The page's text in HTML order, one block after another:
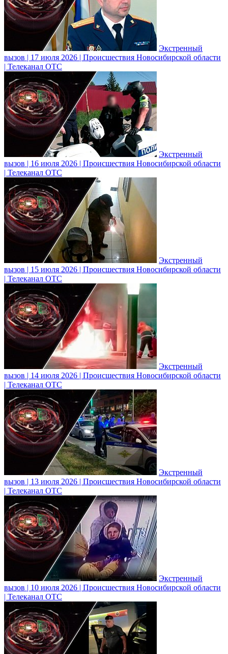
Экстренный
вызов | 17 июля 2026 | Происшествия Новосибирской области
| Телеканал ОТС
Экстренный
вызов | 16 июля 2026 | Происшествия Новосибирской области
| Телеканал ОТС
Экстренный
вызов | 15 июля 2026 | Происшествия Новосибирской области
| Телеканал ОТС
Экстренный
вызов | 14 июля 2026 | Происшествия Новосибирской области
| Телеканал ОТС
Экстренный
вызов | 13 июля 2026 | Происшествия Новосибирской области
| Телеканал ОТС
Экстренный
вызов | 10 июля 2026 | Происшествия Новосибирской области
| Телеканал ОТС